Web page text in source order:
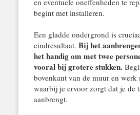
en eventuele oneffenheden te
begint met installeren.
Een gladde ondergrond is
eindresultaat. Bij het
het handig om met twee
vooral bij grotere stukken.
bovenkant van de muur en werk
waarbij je ervoor zorgt dat je de
aanbrengt.